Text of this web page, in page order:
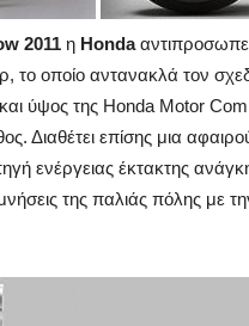
2011 η Honda
το οποίο αντανακλά τον
και ύψος της Ηonda Motor
Διαθέτει επίσης μια
ενέργειας έκτακτης
της παλιάς πόλης με